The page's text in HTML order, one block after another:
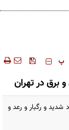
پ
برق در تهران
و رگبار و رعد و